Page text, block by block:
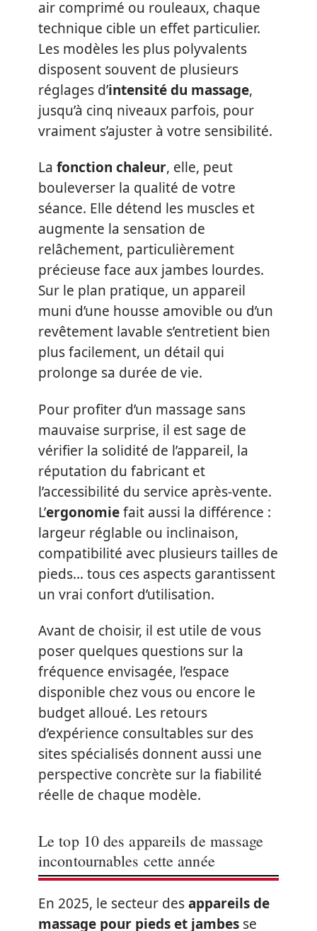
air comprimé ou rouleaux, chaque
technique cible un effet particulier.
Les modèles les plus polyvalents
disposent souvent de plusieurs
réglages d’intensité du massage,
jusqu’à cinq niveaux parfois, pour
vraiment s’ajuster à votre sensibilité.
La fonction chaleur, elle, peut
bouleverser la qualité de votre
séance. Elle détend les muscles et
augmente la sensation de
relâchement, particulièrement
précieuse face aux jambes lourdes.
Sur le plan pratique, un appareil
muni d’une housse amovible ou d’un
revêtement lavable s’entretient bien
plus facilement, un détail qui
prolonge sa durée de vie.
Pour profiter d’un massage sans
mauvaise surprise, il est sage de
vérifier la solidité de l’appareil, la
réputation du fabricant et
l’accessibilité du service après-vente.
L’ergonomiefait aussi la différence :
largeur réglable ou inclinaison,
compatibilité avec plusieurs tailles de
pieds… tous ces aspects garantissent
un vrai confort d’utilisation.
Avant de choisir, il est utile de vous
poser quelques questions sur la
fréquence envisagée, l’espace
disponible chez vous ou encore le
budget alloué. Les retours
d’expérience consultables sur des
sites spécialisés donnent aussi une
perspective concrète sur la fiabilité
réelle de chaque modèle.
Le top 10 des appareils de massage
incontournables cette année
En 2025, le secteur desappareils de
massage pour pieds et jambes se